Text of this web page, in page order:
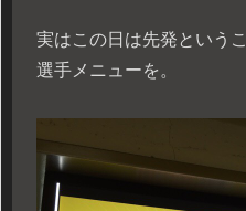
実はこの日は先発という
選手メニューを。